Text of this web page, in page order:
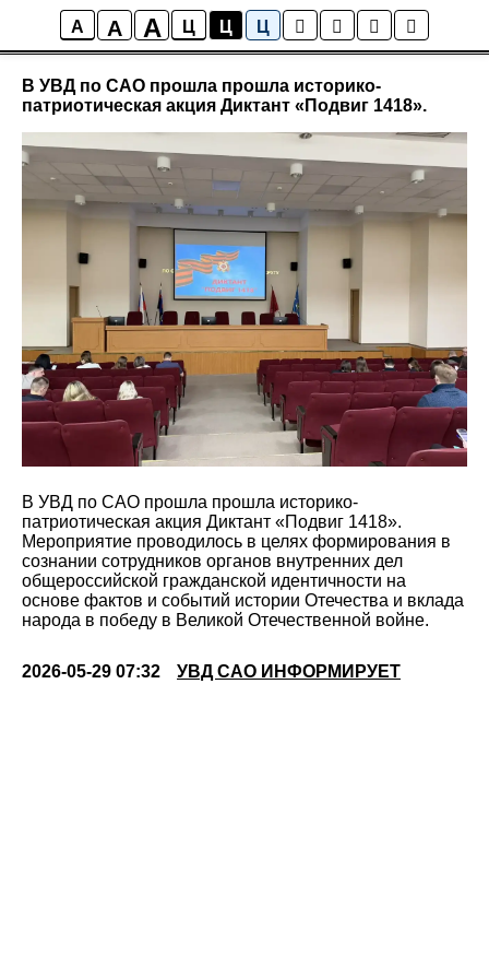
A A A Ц Ц Ц
Новости района Коптево
В УВД по САО прошла прошла историко-
патриотическая акция Диктант «Подвиг 1418».
В УВД по САО прошла прошла историко-
патриотическая акция Диктант «Подвиг 1418».
Мероприятие проводилось в целях формирования в
сознании сотрудников органов внутренних дел
общероссийской гражданской идентичности на
основе фактов и событий истории Отечества и вклада
народа в победу в Великой Отечественной войне.
2026-05-29 07:32 УВД САО ИНФОРМИРУЕТ